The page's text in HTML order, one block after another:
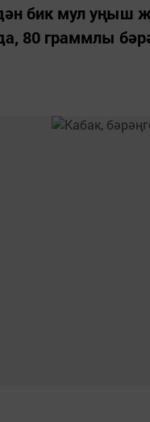
бик мул уңыш
80 граммлы